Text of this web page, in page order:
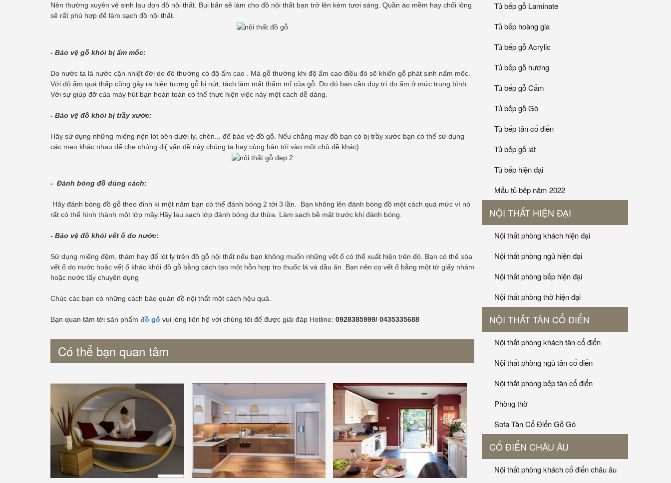
Nên thường xuyên vệ sinh lau dọn đồ nội thất. Bụi bẩn sẽ làm cho đồ nội thất bạn trở lên kém tươi sáng. Quần áo mềm hay chổi lông
sẽ rất phù hợp để làm sạch đồ nội thất.
- Bảo vệ gỗ khỏi bị ẩm mốc:
Do nước ta là nước cận nhiệt đới do đó thường có độ ẩm cao . Mà gỗ thường khi độ ẩm cao điều đó sẽ khiến gỗ phát sinh nấm mốc.
Với độ ẩm quá thấp cũng gây ra hiện tượng gỗ bị nứt, tách làm mất thẩm mĩ của gỗ. Do đó bạn cần duy trì đọ ẩm ở mức trung bình.
Với sự giúp đỡ của máy hút bạn hoàn toàn có thể thực hiện việc này một cách dễ dàng.
- Bảo vệ đồ khỏi bị trầy xước:
Hãy sử dụng những miếng nện lót bên dưới ly, chén... để bảo vệ đồ gỗ. Nếu chẳng may đồ bạn có bị trầy xước bạn có thể sử dụng
các mẹo khác nhau để che chúng đi( vấn đề này chúng ta hay cùng bàn tới vào một chủ đề khác)
- Đánh bóng đồ dúng cách:
Hãy đánh bóng đồ gỗ theo đinh kì một năm bạn có thể đánh bóng 2 tới 3 lần. Bạn không lên đánh bóng đồ một cách quá mức vì nó
rất có thể hình thành một lớp mây.Hãy lau sạch lớp đánh bóng dư thừa. Làm sạch bề mặt trước khi đánh bóng.
- Bảo vệ đồ khỏi vết ố do nước:
Sử dụng miếng đệm, thảm hay đế lót ly trên đồ gỗ nội thất nếu bạn không muốn những vết ố có thể xuất hiện trên đó. Bạn có thể xóa
vết ố do nước hoặc vết ố khác khỏi đồ gỗ bằng cách tạo một hỗn hợp tro thuốc lá và dầu ăn. Bạn nên cọ vết ố bằng một tờ giấy nhám
hoặc nước tẩy chuyên dụng
Chúc các bạn có những cách bảo quản đồ nội thất một cách hệu quả.
Bạn quan tâm tới sản phẩm đồ gỗ vui lòng liên hệ với chúng tôi để được giải đáp Hotline: 0928385999/ 0435335688
Có thể bạn quan tâm
Tủ bếp gỗ Laminate
Tủ bếp hoàng gia
Tủ bếp gỗ Acrylic
Tủ bếp gỗ hương
Tủ bếp gỗ Cẩm
Tủ bếp gỗ Gõ
Tủ bếp tân cổ điển
Tủ bếp gỗ lát
Tủ bếp hiện đại
Mẫu tủ bếp năm 2022
NỘI THẤT HIỆN ĐẠI
Nội thất phòng khách hiện đại
Nội thất phòng ngủ hiện đại
Nội thất phòng bếp hiện đại
Nội thất phòng thờ hiện đại
NỘI THẤT TÂN CỔ ĐIỂN
Nội thất phòng khách tân cổ điển
Nội thất phòng ngủ tân cổ điển
Nội thất phòng bếp tân cổ điển
Phòng thờ
Sofa Tân Cổ Điển Gỗ Gõ
CỔ ĐIỂN CHÂU ÂU
Nội thất phòng khách cổ điển châu âu